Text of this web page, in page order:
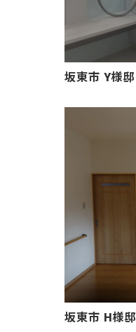
坂東市 Y様邸
坂東市 H様邸